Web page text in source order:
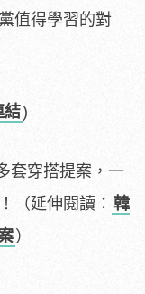
值得學習的對
結)
套穿搭提案，一
（延伸閱讀： 韓
）